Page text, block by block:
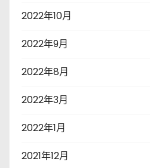
2022年10月
2022年9月
2022年8月
2022年3月
2022年1月
2021年12月